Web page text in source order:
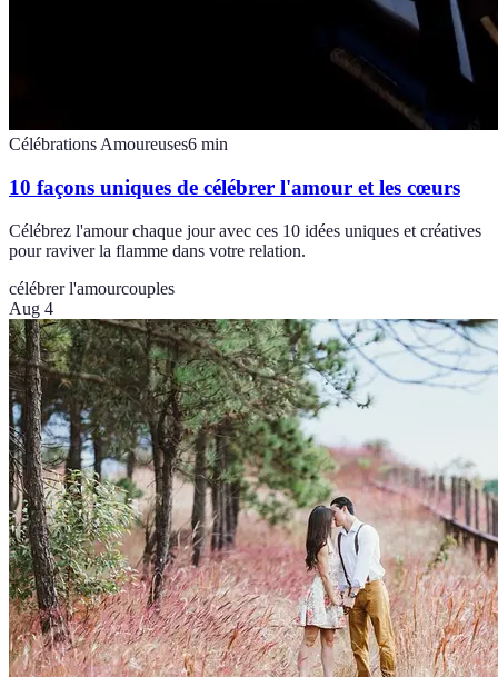
Célébrations Amoureuses6 min
10 façons uniques de célébrer l'amour et les cœurs
Célébrez l'amour chaque jour avec ces 10 idées uniques et créatives
pour raviver la flamme dans votre relation.
célébrer l'amourcouples
Aug 4